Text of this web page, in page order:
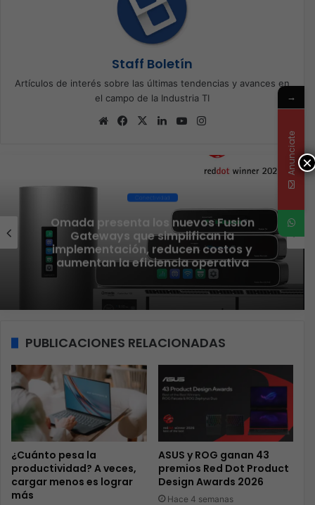
Staff Boletín
Artículos de interés sobre las últimas tendencias y avances en
el campo de la Industria TI
Sitio
Facebook
X LinkedInYouTube
El nuevo Wi-Fi ahora piensa, la IA
transforma la conexión del día a día
PUBLICACIONES RELACIONADAS
¿Cuánto pesa la
productividad? A veces,
cargar menos es lograr
más
ASUS y ROG ganan 43
premios Red Dot Product
Design Awards 2026
Hace 4 semanas
×
→
Anunciate